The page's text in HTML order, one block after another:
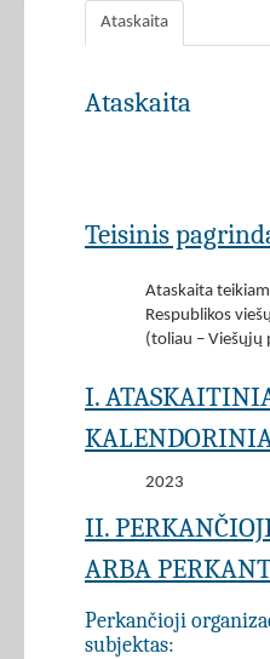
Ataskaita
Ataskaita
Teisinis
Ataskaita
Respublikos
(toliau – Viešųjų
I.
2023
II.
ARBA
Perkančioji
subjektas: